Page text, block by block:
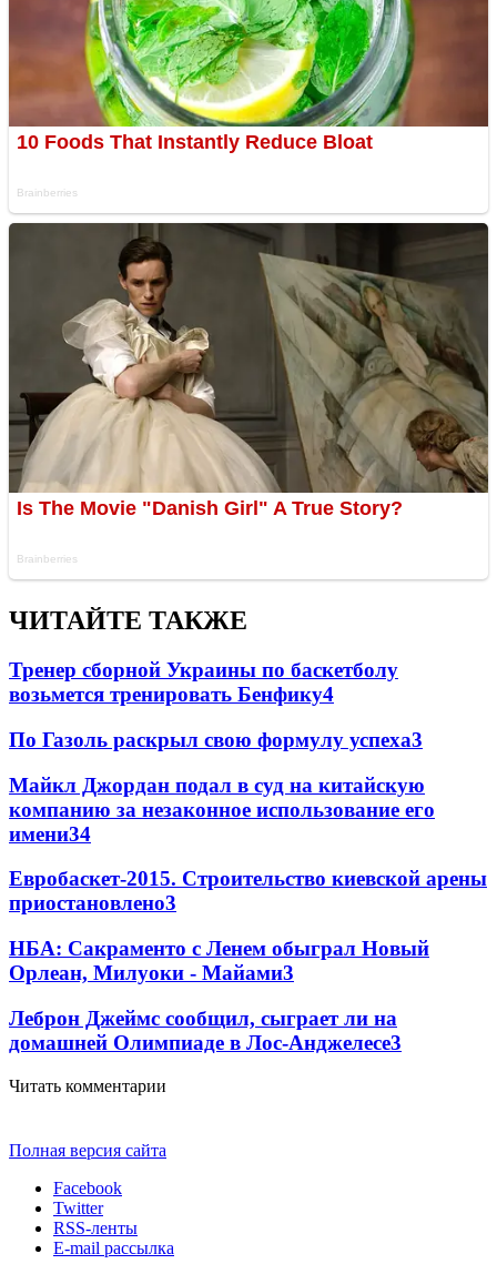
ЧИТАЙТЕ ТАКЖЕ
Тренер сборной Украины по баскетболу
возьмется тренировать Бенфику4
По Газоль раскрыл свою формулу успеха3
Майкл Джордан подал в суд на китайскую
компанию за незаконное использование его
имени34
Евробаскет-2015. Строительство киевской арены
приостановлено3
НБА: Сакраменто с Ленем обыграл Новый
Орлеан, Милуоки - Майами3
Леброн Джеймс сообщил, сыграет ли на
домашней Олимпиаде в Лос-Анджелесе3
Читать комментарии
Полная версия сайта
Facebook
Twitter
RSS-ленты
E-mail рассылка